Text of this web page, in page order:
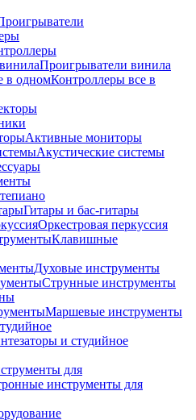
Проигрыватели винила
в одномКонтроллеры все в
Активные мониторы
Акустические системы
Гитары и бас-гитары
Оркестровая перкуссия
Клавишные
Духовые инструменты
Струнные инструменты
Маршевые инструменты
и студийное
для
инструменты для